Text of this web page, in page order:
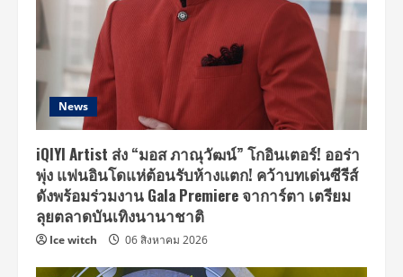
News
iQIYI Artist ส่ง “มอส ภาณุวัฒน์” โกอินเตอร์! ออร่า
พุ่ง แฟนอินโดแห่ต้อนรับห้างแตก! คว้าบทเด่นซีรีส์
ดังพร้อมร่วมงาน Gala Premiere จาการ์ตา เตรียม
ลุยตลาดบันเทิงนานาชาติ
Ice witch 06 สิงหาคม 2026